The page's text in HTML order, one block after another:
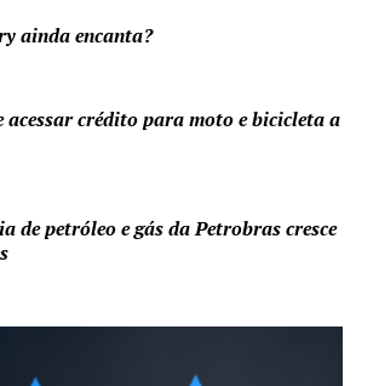
ainda encanta?
acessar crédito para moto e bicicleta a
de petróleo e gás da Petrobras cresce